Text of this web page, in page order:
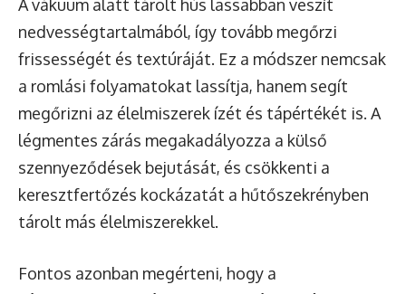
A vákuum alatt tárolt hús lassabban veszít
nedvességtartalmából, így tovább megőrzi
frissességét és textúráját. Ez a módszer nemcsak
a romlási folyamatokat lassítja, hanem segít
megőrizni az élelmiszerek ízét és tápértékét is. A
légmentes zárás megakadályozza a külső
szennyeződések bejutását, és csökkenti a
keresztfertőzés kockázatát a hűtőszekrényben
tárolt más élelmiszerekkel.
Fontos azonban megérteni, hogy a